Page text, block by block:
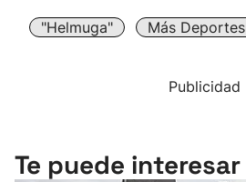
"Helmuga" Más Deportes
Publicidad
Te puede interesar